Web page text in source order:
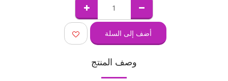
أضف إلى السلة
وصف المنتج